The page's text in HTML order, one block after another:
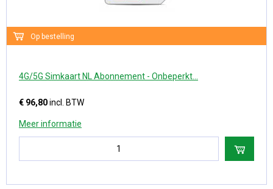
Op bestelling
4G/5G Simkaart NL Abonnement - Onbeperkt...
€ 96,80incl. BTW
Meer informatie